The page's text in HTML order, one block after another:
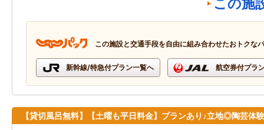
この施
この施設と交通手段を自由に組み合わせたおトクな
新幹線/特急付プラン一覧へ 航空券付プラ
【貸切風呂無料】【土曜も平日料金】プランあり♪立地◎陶芸体